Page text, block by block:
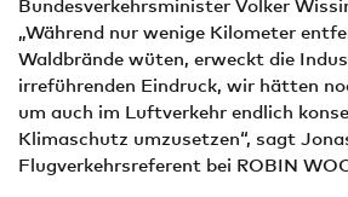
Bundesverkehrsminister Volker
„Während nur wenige Kilometer
Waldbrände wüten, erweckt die
irreführenden Eindruck, wir hätten
um auch im Luftverkehr endlich
Klimaschutz umzusetzen“, sagt
Flugverkehrsreferent bei ROBIN